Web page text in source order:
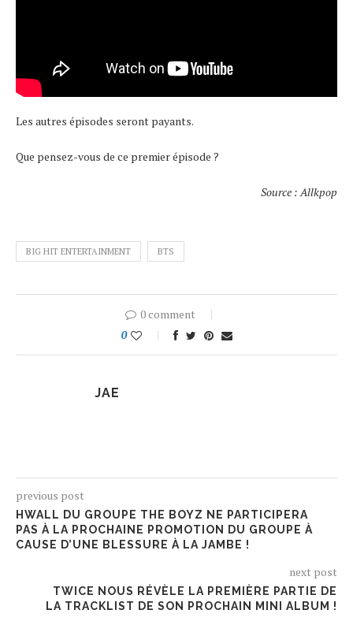
Les autres épisodes seront payants.
Que pensez-vous de ce premier épisode ?
Source : Allkpop
BIG HIT ENTERTAINMENT BTS
0 comment
0
JAE
previous post
HWALL DU GROUPE THE BOYZ NE PARTICIPERA
PAS À LA PROCHAINE PROMOTION DU GROUPE À
CAUSE D’UNE BLESSURE À LA JAMBE !
next post
TWICE NOUS RÉVÈLE LA PREMIÈRE PARTIE DE
LA TRACKLIST DE SON PROCHAIN MINI ALBUM !